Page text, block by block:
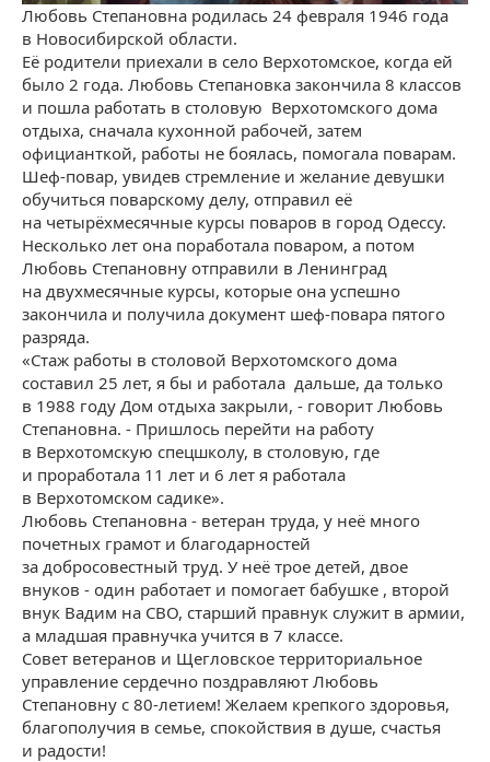
Любовь Степановна родилась 24 февраля 1946 года
в Новосибирской области.
Её родители приехали в село Верхотомское, когда ей
было 2 года. Любовь Степановка закончила 8 классов
и пошла работать в столовую Верхотомского дома
отдыха, сначала кухонной рабочей, затем
официанткой, работы не боялась, помогала поварам.
Шеф-повар, увидев стремление и желание девушки
обучиться поварскому делу, отправил её
на четырёхмесячные курсы поваров в город Одессу.
Несколько лет она поработала поваром, а потом
Любовь Степановну отправили в Ленинград
на двухмесячные курсы, которые она успешно
закончила и получила документ шеф-повара пятого
разряда.
«Стаж работы в столовой Верхотомского дома
составил 25 лет, я бы и работала дальше, да только
в 1988 году Дом отдыха закрыли, - говорит Любовь
Степановна. - Пришлось перейти на работу
в Верхотомскую спецшколу, в столовую, где
и проработала 11 лет и 6 лет я работала
в Верхотомском садике».
Любовь Степановна - ветеран труда, у неё много
почетных грамот и благодарностей
за добросовестный труд. У неё трое детей, двое
внуков - один работает и помогает бабушке , второй
внук Вадим на СВО, старший правнук служит в армии,
а младшая правнучка учится в 7 классе.
Совет ветеранов и Щегловское территориальное
управление сердечно поздравляют Любовь
Степановну с 80-летием! Желаем крепкого здоровья,
благополучия в семье, спокойствия в душе, счастья
и радости!